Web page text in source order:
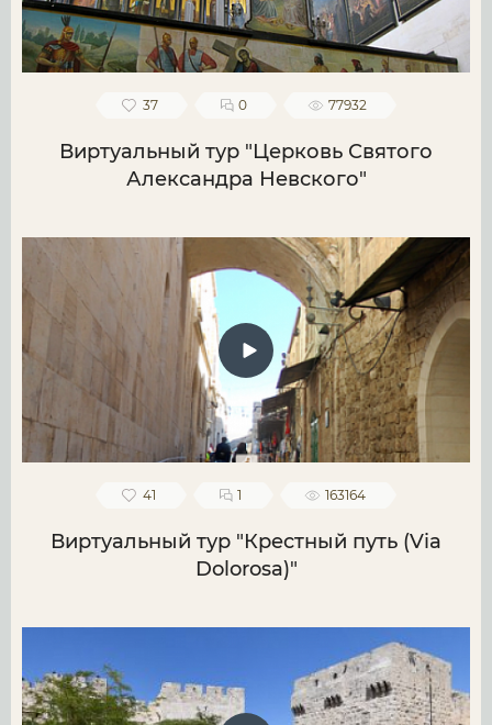
37 0 77932
Виртуальный тур "Церковь Святого
Александра Невского"
41 1 163164
Виртуальный тур "Крестный путь (Via
Dolorosa)"